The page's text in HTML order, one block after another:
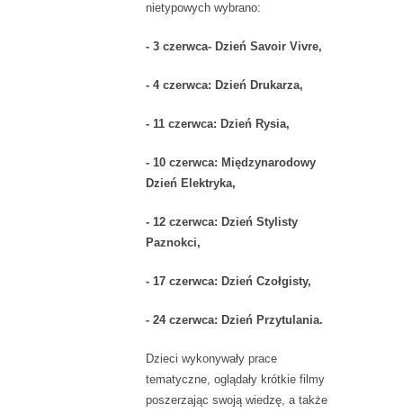
nietypowych wybrano:
- 3 czerwca- Dzień Savoir Vivre,
- 4 czerwca: Dzień Drukarza,
- 11 czerwca: Dzień Rysia,
- 10 czerwca: Międzynarodowy
Dzień Elektryka,
- 12 czerwca: Dzień Stylisty
Paznokci,
- 17 czerwca: Dzień Czołgisty,
- 24 czerwca: Dzień Przytulania.
Dzieci wykonywały prace
tematyczne, oglądały krótkie filmy
poszerzając swoją wiedzę, a także